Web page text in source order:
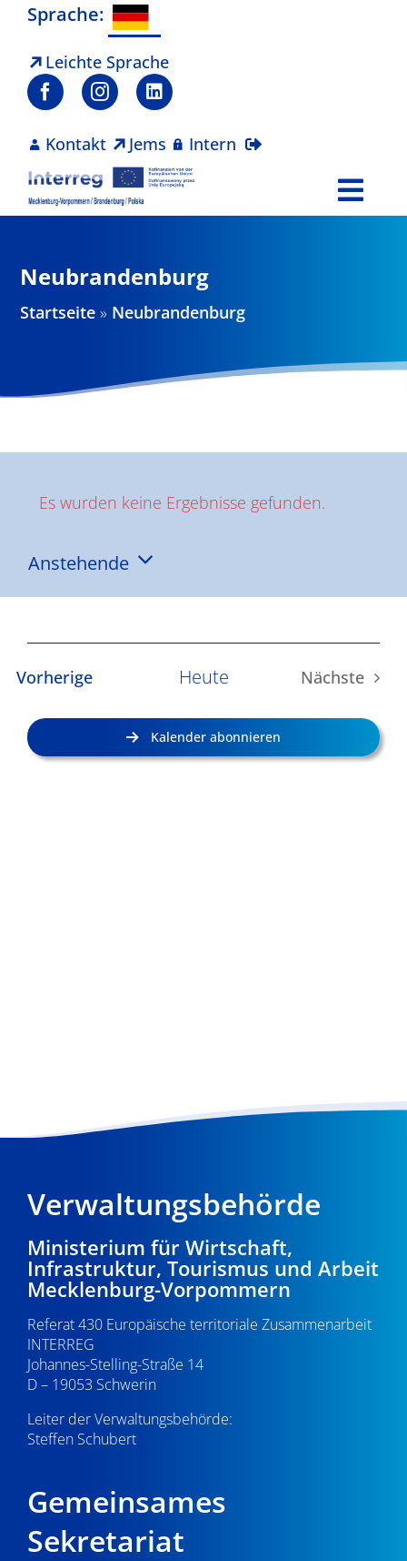
Zum
springen
Sprache:
Leichte Sprache
Kontakt Jems Intern
Projekte
Neubrandenburg
Startseite » Neubrandenburg
Hinweis
Es wurden keine Ergebnisse gefunden.
Anstehende
Datum
VorherigeVeranstaltungen
Heute
Nächste
Kalender abonnieren
Verwaltungsbehörde
Ministerium für Wirtschaft,
Infrastruktur, Tourismus und Arbeit
Mecklenburg-Vorpommern
Referat 430 Europäische territoriale Zusammenarbeit
INTERREG
Johannes-Stelling-Straße 14
D – 19053 Schwerin
Leiter der Verwaltungsbehörde:
Steffen Schubert
Gemeinsames
Sekretariat